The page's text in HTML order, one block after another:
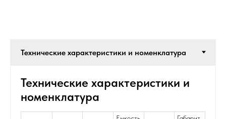
Технические характеристики и
номенклатура